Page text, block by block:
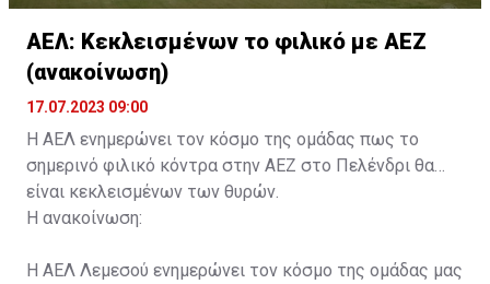
ΑΕΛ: Κεκλεισμένων το φιλικό με ΑΕΖ
(ανακοίνωση)
17.07.2023 09:00
Η ΑΕΛ ενημερώνει τον κόσμο της ομάδας πως το
σημερινό φιλικό κόντρα στην ΑΕΖ στο Πελένδρι θα
είναι κεκλεισμένων των θυρών.
Η ανακοίνωση:
Η ΑΕΛ Λεμεσού ενημερώνει τον κόσμο της ομάδας μας